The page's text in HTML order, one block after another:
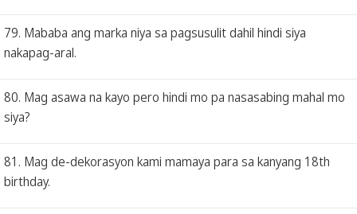
79. Mababa ang marka niya sa pagsusulit dahil hindi siya
nakapag-aral.
80. Mag asawa na kayo pero hindi mo pa nasasabing mahal mo
siya?
81. Mag de-dekorasyon kami mamaya para sa kanyang 18th
birthday.